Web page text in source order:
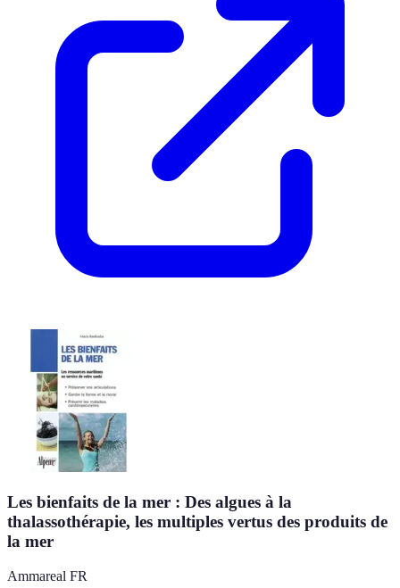
Les bienfaits de la mer : Des algues à la
thalassothérapie, les multiples vertus des produits de
la mer
Ammareal FR